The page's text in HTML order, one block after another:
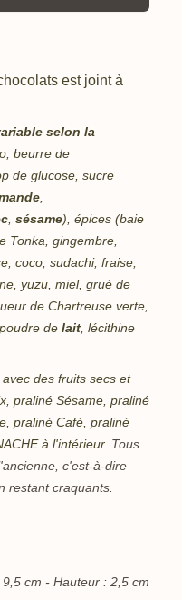
est joint à
selon la
beurre de
de glucose, sucre
sésame), épices (baie
Tonka, gingembre,
coco, sudachi, fraise,
yuzu, miel, grué de
de Chartreuse verte,
de lait , lécithine
des fruits secs et
praliné Sésame, praliné
praliné Café, praliné
à l'intérieur. Tous
c'est-à-dire
restant craquants.
cm - Hauteur : 2,5 cm